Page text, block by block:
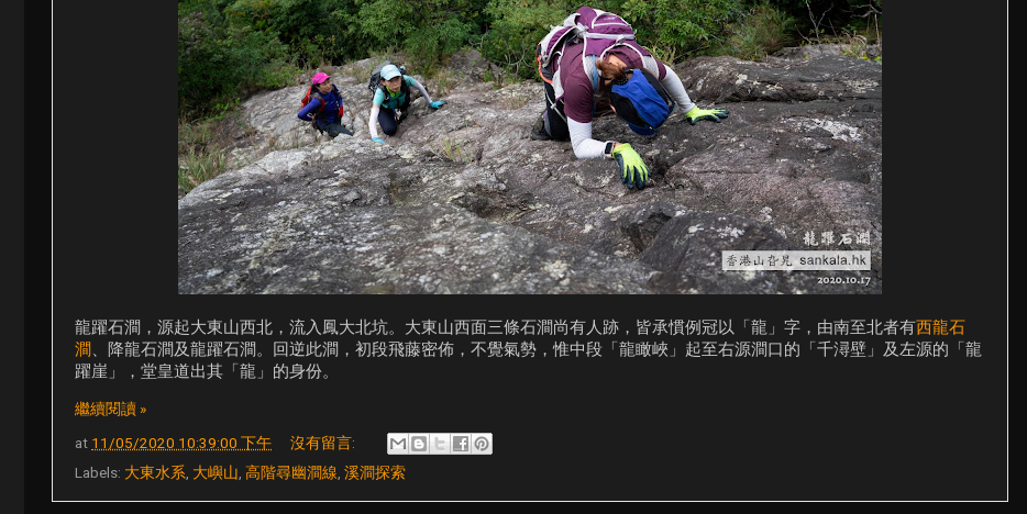
龍躍石澗，源起大東山西北，流入鳳大北坑。大東山西面三條石澗尚有人跡，皆承慣例冠以「龍」字，由南至北者有西龍石
澗、降龍石澗及龍躍石澗。回逆此澗，初段飛藤密佈，不覺氣勢，惟中段「龍瞰峽」起至右源澗口的「千潯壁」及左源的「龍
躍崖」，堂皇道出其「龍」的身份。
繼續閱讀 »
at 11/05/2020 10:39:00 下午
沒有留言:
Labels: 大東水系, 大嶼山, 高階尋幽澗線, 溪澗探索